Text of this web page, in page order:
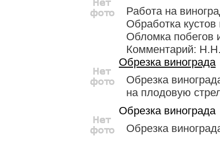
Работа на
Обработка
Обломка побегов
Комментарий:
Обрезка винограда
Обрезка
на плодовую
Обрезка винограда
Обрезка